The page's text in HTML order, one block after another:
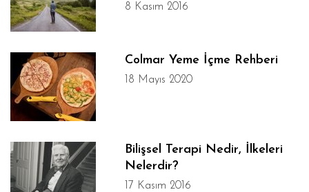
8 Kasım 2016
Colmar Yeme İçme Rehberi
18 Mayıs 2020
Bilişsel Terapi Nedir, İlkeleri
Nelerdir?
17 Kasım 2016